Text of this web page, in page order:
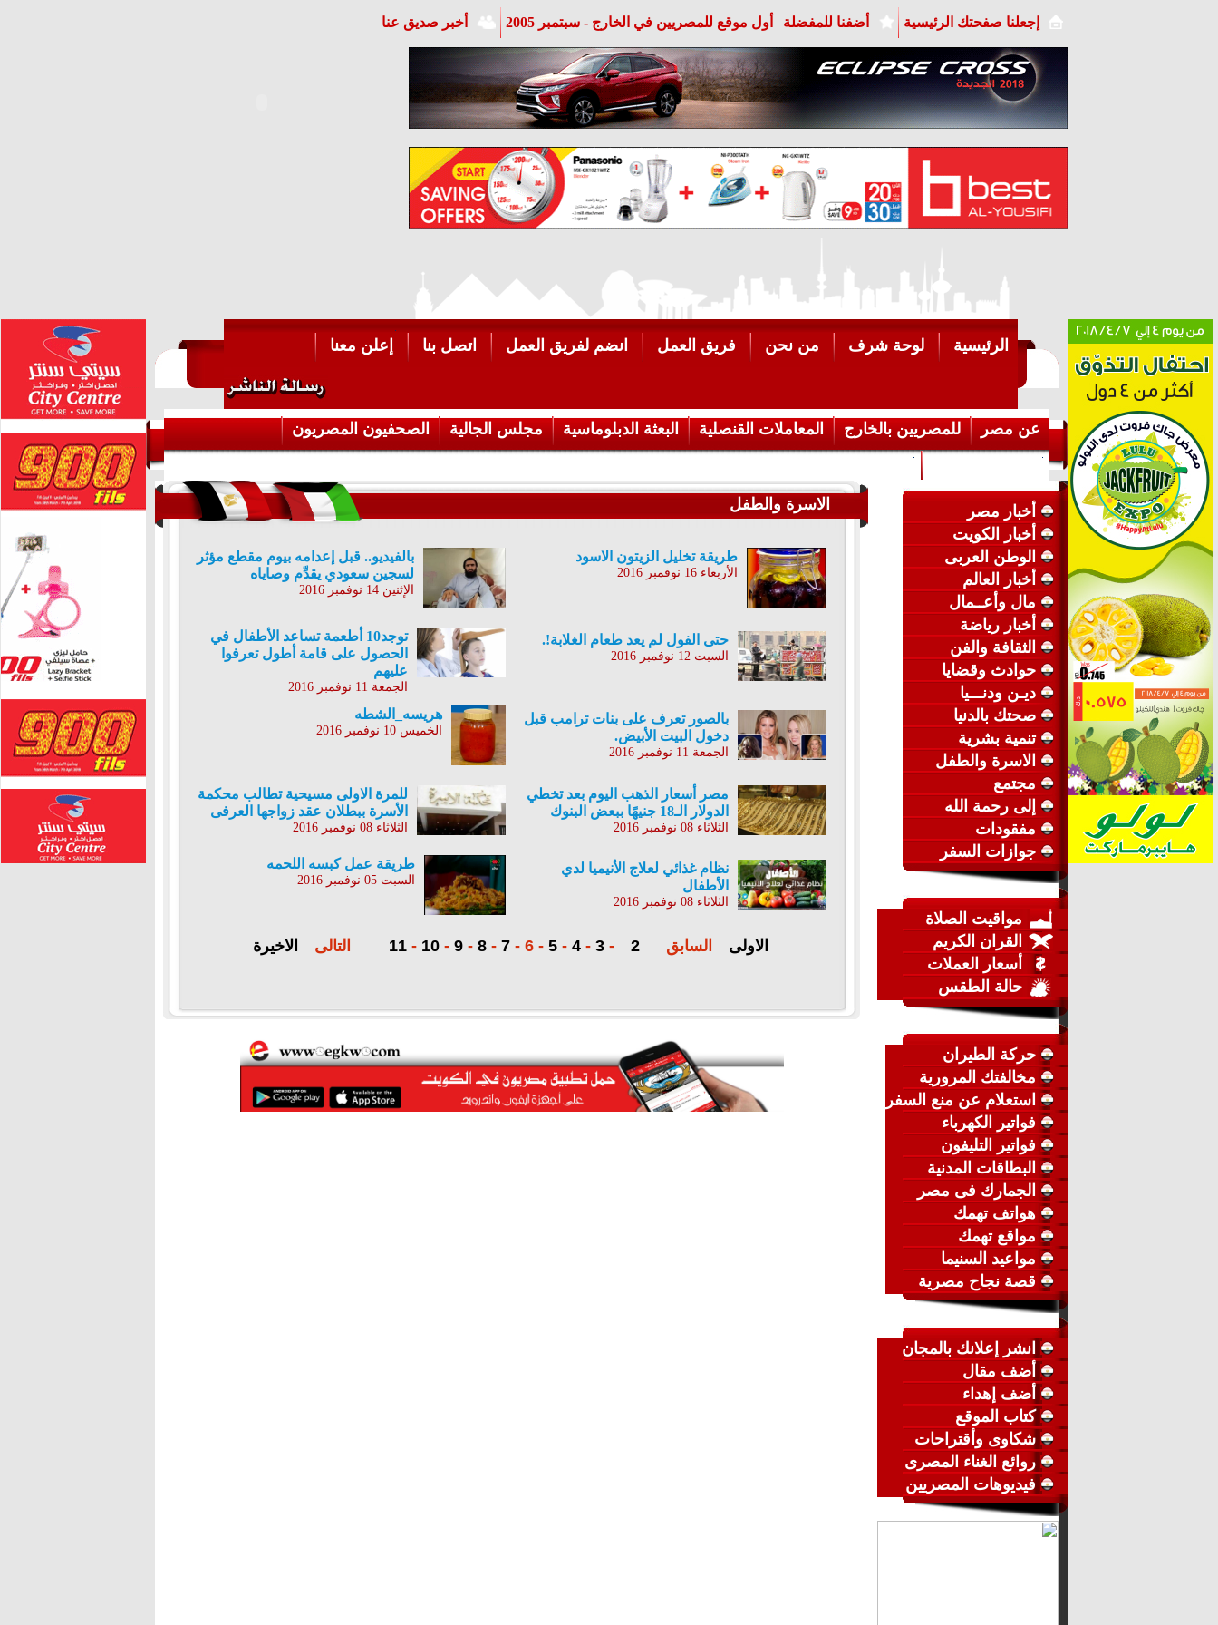
إجعلنا صفحتك الرئيسية أضفنا للمفضلة أول موقع للمصريين في الخارج - سبتمبر 2005 أخبر صديق عنا
الرئيسية لوحة شرف من نحن فريق العمل انضم لفريق العمل اتصل بنا إعلن معنا
عن مصر للمصريين بالخارج المعاملات القنصلية البعثة الدبلوماسية مجلس الجالية
الصحفيون المصريون
أخبار مصر
أخبار الكويت
الوطن العربى
أخبار العالم
مال وأعــمال
أخبار رياضة
الثقافة والفن
حوادث وقضايا
ديـن ودنـــيا
صحتك بالدنيا
تنمية بشرية
الاسرة والطفل
مجتمع
إلى رحمة الله
مفقودات
جوازات السفر
مواقيت الصلاة
القران الكريم
أسعار العملات
حالة الطقس
حركة الطيران
مخالفتك المرورية
استعلام عن منع السفر
فواتير الكهرباء
فواتير التليفون
البطاقات المدنية
الجمارك فى مصر
هواتف تهمك
مواقع تهمك
مواعيد السنيما
قصة نجاح مصرية
انشر إعلانك بالمجان
أضف مقال
أضف إهداء
كتاب الموقع
شكاوى وأقتراحات
روائع الغناء المصرى
فيديوهات المصريين
الاسرة والطفل
طريقة تخليل الزيتون الاسود
الأربعاء 16 نوفمبر 2016
بالفيديو.. قبل إعدامه بيوم مقطع مؤثر
لسجين سعودي يقدِّم وصاياه
الإثنين 14 نوفمبر 2016
حتى الفول لم يعد طعام الغلابة!.
السبت 12 نوفمبر 2016
توجد10 أطعمة تساعد الأطفال في
الحصول على قامة أطول تعرفوا
عليهم
الجمعة 11 نوفمبر 2016
بالصور تعرف على بنات ترامب قبل
دخول البيت الأبيض.
الجمعة 11 نوفمبر 2016
هريسه_الشطه
الخميس 10 نوفمبر 2016
مصر أسعار الذهب اليوم بعد تخطي
الدولار الـ18 جنيهًا ببعض البنوك
الثلاثاء 08 نوفمبر 2016
للمرة الاولى مسيحية تطالب محكمة
الأسرة ببطلان عقد زواجها العرفى
الثلاثاء 08 نوفمبر 2016
نظام غذائي لعلاج الأنيميا لدي
الأطفال
الثلاثاء 08 نوفمبر 2016
طريقة عمل كبسه اللحمه
السبت 05 نوفمبر 2016
الاولى السابق 2
-
3
-
4
-
5
-
6
-
7
-
8
-
9
-
10
-
11 التالى الاخيرة